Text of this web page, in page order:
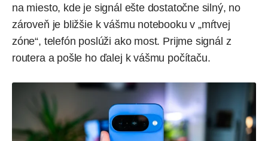
na miesto, kde je signál ešte dostatočne silný, no
zároveň je bližšie k vášmu notebooku v „mŕtvej
zóne“, telefón poslúži ako most. Prijme signál z
routera a pošle ho ďalej k vášmu počítaču.